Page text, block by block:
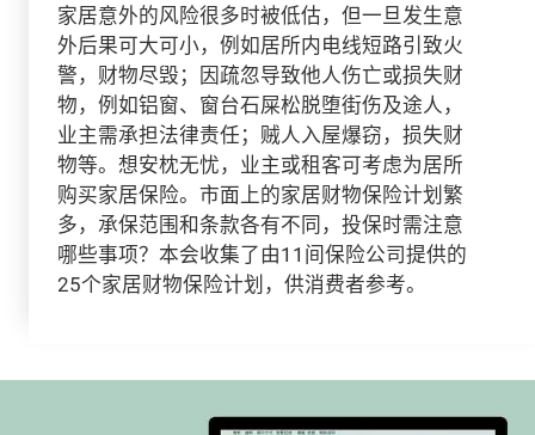
家居意外的风险很多时被低估，但一旦发生意
外后果可大可小，例如居所内电线短路引致火
警，财物尽毁；因疏忽导致他人伤亡或损失财
物，例如铝窗、窗台石屎松脱堕街伤及途人，
业主需承担法律责任；贼人入屋爆窃，损失财
物等。想安枕无忧，业主或租客可考虑为居所
购买家居保险。市面上的家居财物保险计划繁
多，承保范围和条款各有不同，投保时需注意
哪些事项？本会收集了由11间保险公司提供的
25个家居财物保险计划，供消费者参考。